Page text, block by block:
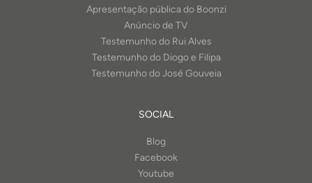
Apresentação pública do Boonzi
Anúncio de TV
Testemunho do Rui Alves
Testemunho do Diogo e Filipa
Testemunho do José Gouveia
SOCIAL
Blog
Facebook
Youtube